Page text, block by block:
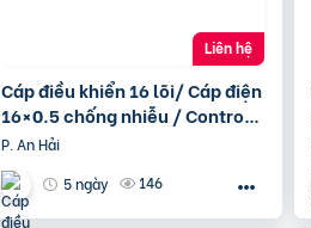
Cáp điều khiển 16 lõi/ Cáp điện
16×0.5 chống nhiễu / Control
Cable SH -500 16×0.75 Altek
Kabel
P. An Hải
5 ngày
146
Liên hệ